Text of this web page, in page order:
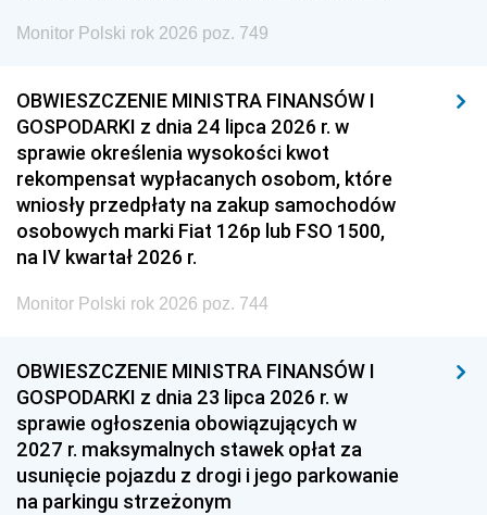
Monitor Polski rok 2026 poz. 749
OBWIESZCZENIE MINISTRA FINANSÓW I
GOSPODARKI z dnia 24 lipca 2026 r. w
sprawie określenia wysokości kwot
rekompensat wypłacanych osobom, które
wniosły przedpłaty na zakup samochodów
osobowych marki Fiat 126p lub FSO 1500,
na IV kwartał 2026 r.
Monitor Polski rok 2026 poz. 744
OBWIESZCZENIE MINISTRA FINANSÓW I
GOSPODARKI z dnia 23 lipca 2026 r. w
sprawie ogłoszenia obowiązujących w
2027 r. maksymalnych stawek opłat za
usunięcie pojazdu z drogi i jego parkowanie
na parkingu strzeżonym